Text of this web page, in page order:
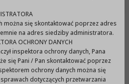
w Prudniku
Menu
można się skontaktować poprzez adres
na adres siedziby administratora.
OCHRONY DANYCH
inspektora ochrony danych, Pana
się Pani / Pan skontaktować poprzez
ochrony danych można się
dotyczących przetwarzania